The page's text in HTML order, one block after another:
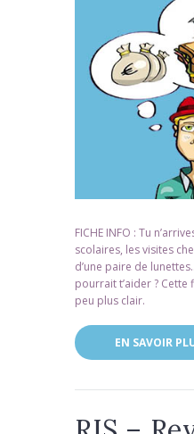
FICHE INFO : Tu
scolaires, les visites
d’une paire de
pourrait t’aider ? Cette
peu plus clair.
EN SAVOIR